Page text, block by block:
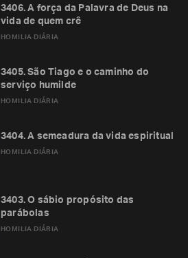
HOMILIA DIÁRIA
3406. A força da Palavra de Deus na
vida de quem crê
HOMILIA DIÁRIA
3405. São Tiago e o caminho do
serviço humilde
HOMILIA DIÁRIA
3404. A semeadura da vida espiritual
HOMILIA DIÁRIA
3403. O sábio propósito das
parábolas